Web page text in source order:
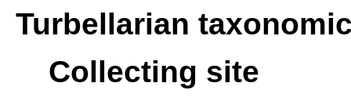
Turbellarian
Collecting site